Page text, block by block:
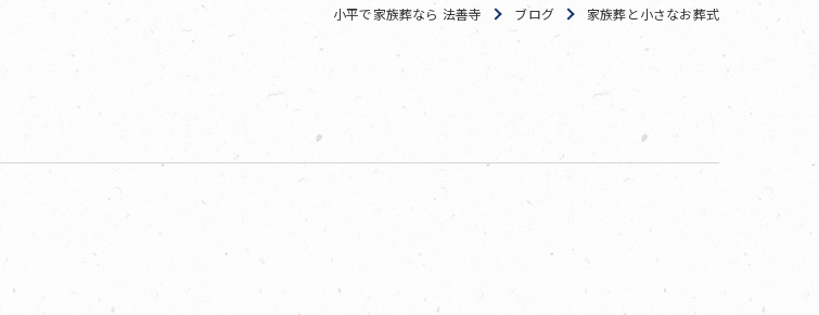
小平で家族葬なら 法善寺 ブログ 家族葬と小さなお葬式